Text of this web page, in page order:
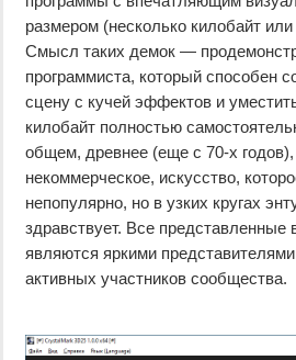
размером (несколько килобайт
Смысл таких демок —
программиста, который способен
сцену с кучей эффектов и
килобайт полностью
общем, древнее (еще с 70-х годов),
некоммерческое, искусство,
непопулярно, но в узких кругах
здравствует. Все представленные
являются яркими
активных участников сообщества.